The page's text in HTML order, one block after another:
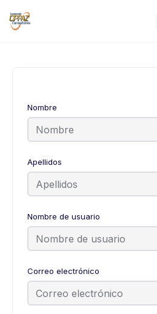
Nombre
Apellidos
Nombre de usuario
Correo electrónico